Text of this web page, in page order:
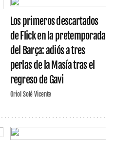
Los primeros descartados
de Flick en la pretemporada
del Barça: adiós a tres
perlas de la Masía tras el
regreso de Gavi
Oriol Solé Vicente